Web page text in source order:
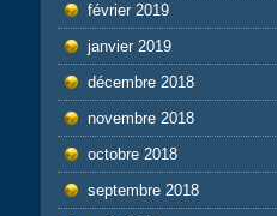
février 2019
janvier 2019
décembre 2018
novembre 2018
octobre 2018
septembre 2018